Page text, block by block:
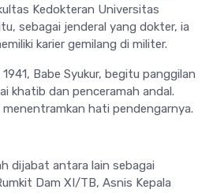
Kedokteran Universitas
sebagai jenderal yang dokter, ia
karier gemilang di militer.
Babe Syukur, begitu panggilan
khatib dan penceramah andal.
menentramkan hati pendengarnya.
dijabat antara lain sebagai
Dam XI/TB, Asnis Kepala